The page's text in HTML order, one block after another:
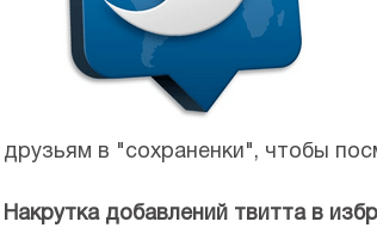
друзьям в "сохраненки", чтобы
Накрутка добавлений твитта в